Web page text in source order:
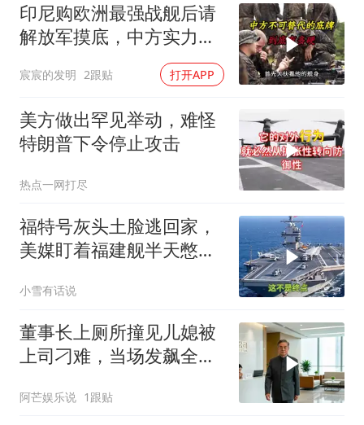
印尼购欧洲最强战舰后请
解放军摸底，中方实力几
宸宸的发明 2跟贴 打开APP
美方做出罕见举动，难怪
特朗普下令停止攻击
热点一网打尽
福特号灰头土脸逃回家，
美媒盯着福建舰半天憋出
小雪有话说
董事长上厕所撞见儿媳被
上司刁难，当场发飙全场
阿芒娱乐说 1跟贴